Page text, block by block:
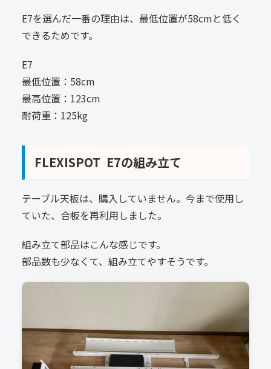
E7を選んだ一番の理由は、最低位置が58cmと低く
できるためです。
E7
最低位置：58cm
最高位置：123cm
耐荷重：125kg
FLEXISPOT E7の組み立て
テーブル天板は、購入していません。今まで使用し
ていた、合板を再利用しました。
組み立て部品はこんな感じです。
部品数も少なくて、組み立てやすそうです。